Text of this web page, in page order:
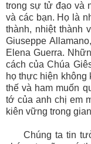
trong sự tử đạo và
và các bạn. Họ là
thành, nhiệt thành
Giuseppe
Elena Guerra.
cách của Chúa
họ thực hiện không
thế và ham muốn
tớ của anh chị em
kiên vững trong
Chúng ta tin